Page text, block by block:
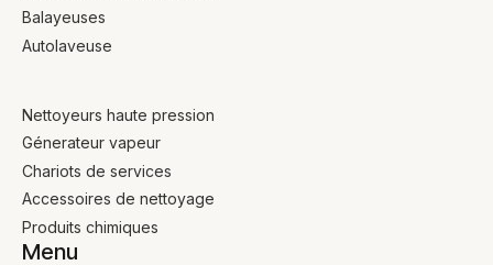
Balayeuses
Autolaveuse
Nettoyeurs haute pression
Génerateur vapeur
Chariots de services
Accessoires de nettoyage
Produits chimiques
Menu